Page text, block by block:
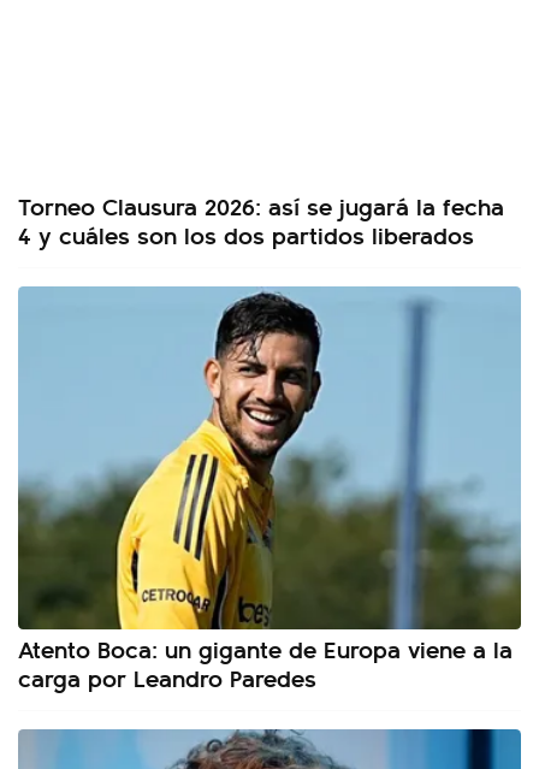
Torneo Clausura 2026: así se jugará la fecha
4 y cuáles son los dos partidos liberados
Atento Boca: un gigante de Europa viene a la
carga por Leandro Paredes